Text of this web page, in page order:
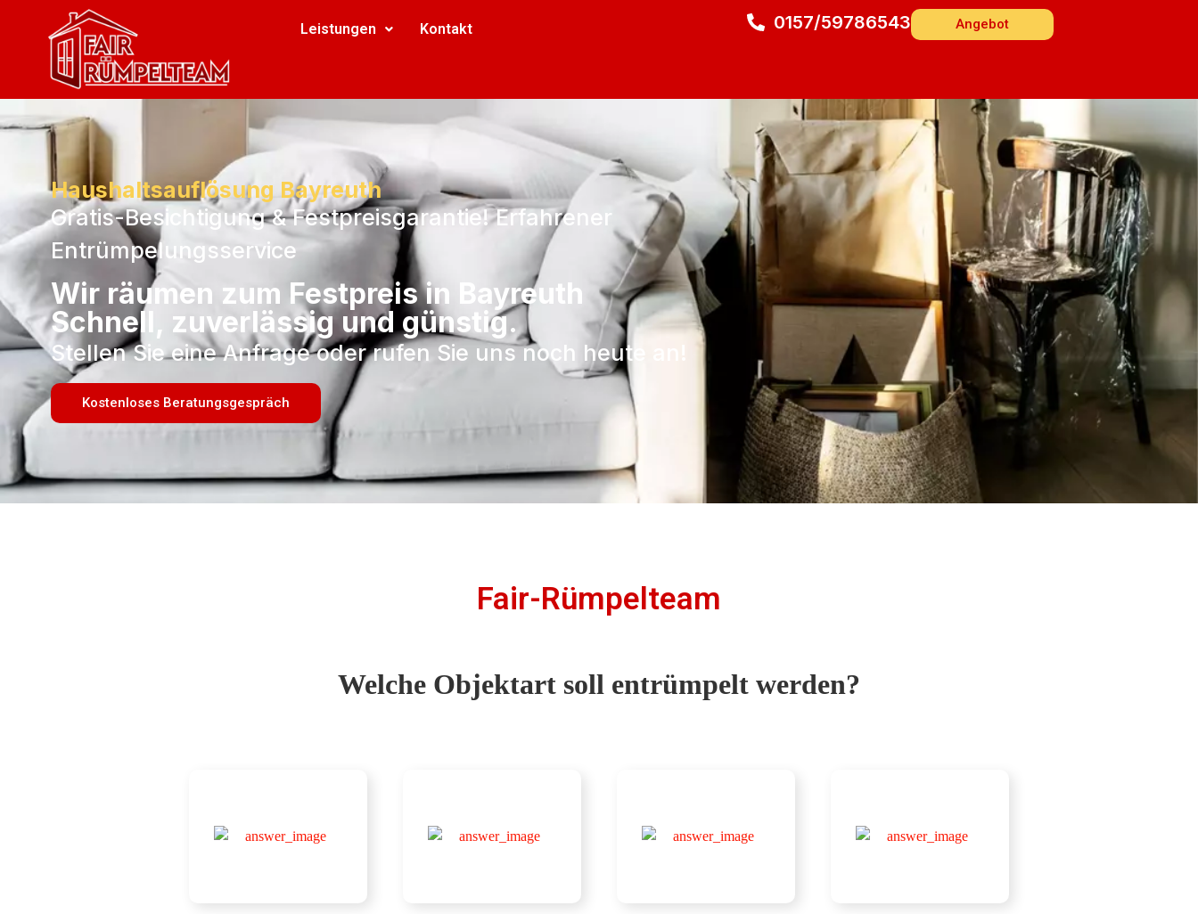
Leistungen Kontakt 0157/59786543 Angebot
Haushaltsauflösung Bayreuth
Gratis-Besichtigung & Festpreisgarantie! Erfahrener
Entrümpelungsservice
Wir räumen zum Festpreis in Bayreuth
Schnell, zuverlässig und günstig.
Stellen Sie eine Anfrage oder rufen Sie uns noch heute an!
Kostenloses Beratungsgespräch
Fair-Rümpelteam
Welche Objektart soll entrümpelt werden?